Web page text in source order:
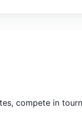
compete in